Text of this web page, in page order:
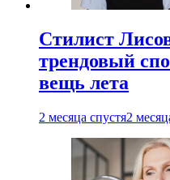
Стилист
трендовый
вещь лета
2 месяца спустя2